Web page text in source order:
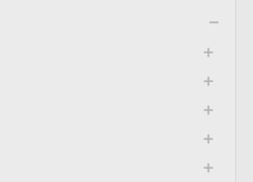
remove
add
add
add
add
add